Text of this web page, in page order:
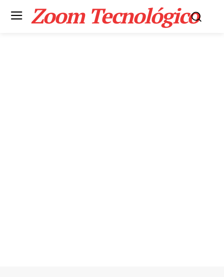
Zoom Tecnológico